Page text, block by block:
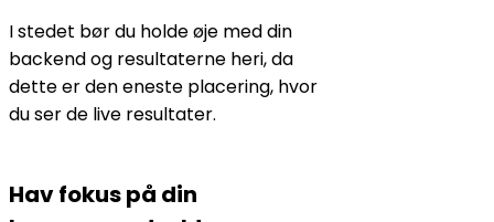
I stedet bør du holde øje med din
backend og resultaterne heri, da
dette er den eneste placering, hvor
du ser de live resultater.
Hav fokus på din